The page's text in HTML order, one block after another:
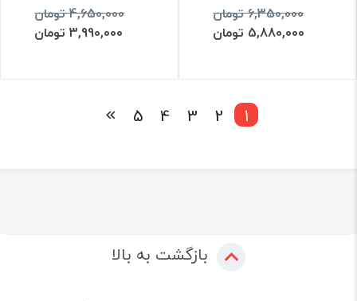
6,350,000 تومان
5,880,000 تومان
4,650,000 تومان
3,990,000 تومان
1
2
3
4
5
بازگشت به بالا